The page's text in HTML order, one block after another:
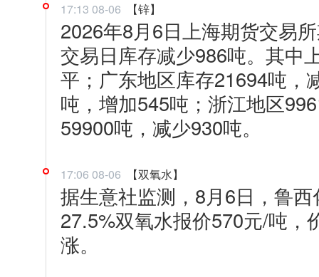
17:13 08-06 【锌】
2026年8月6日上海期货交易
交易日库存减少986吨。其中
平；广东地区库存21694吨，
吨，增加545吨；浙江地区
59900吨，减少930吨。
17:06 08-06 【双氧水】
据生意社监测，8月6日，鲁
27.5%双氧水报价570元/吨，
涨。